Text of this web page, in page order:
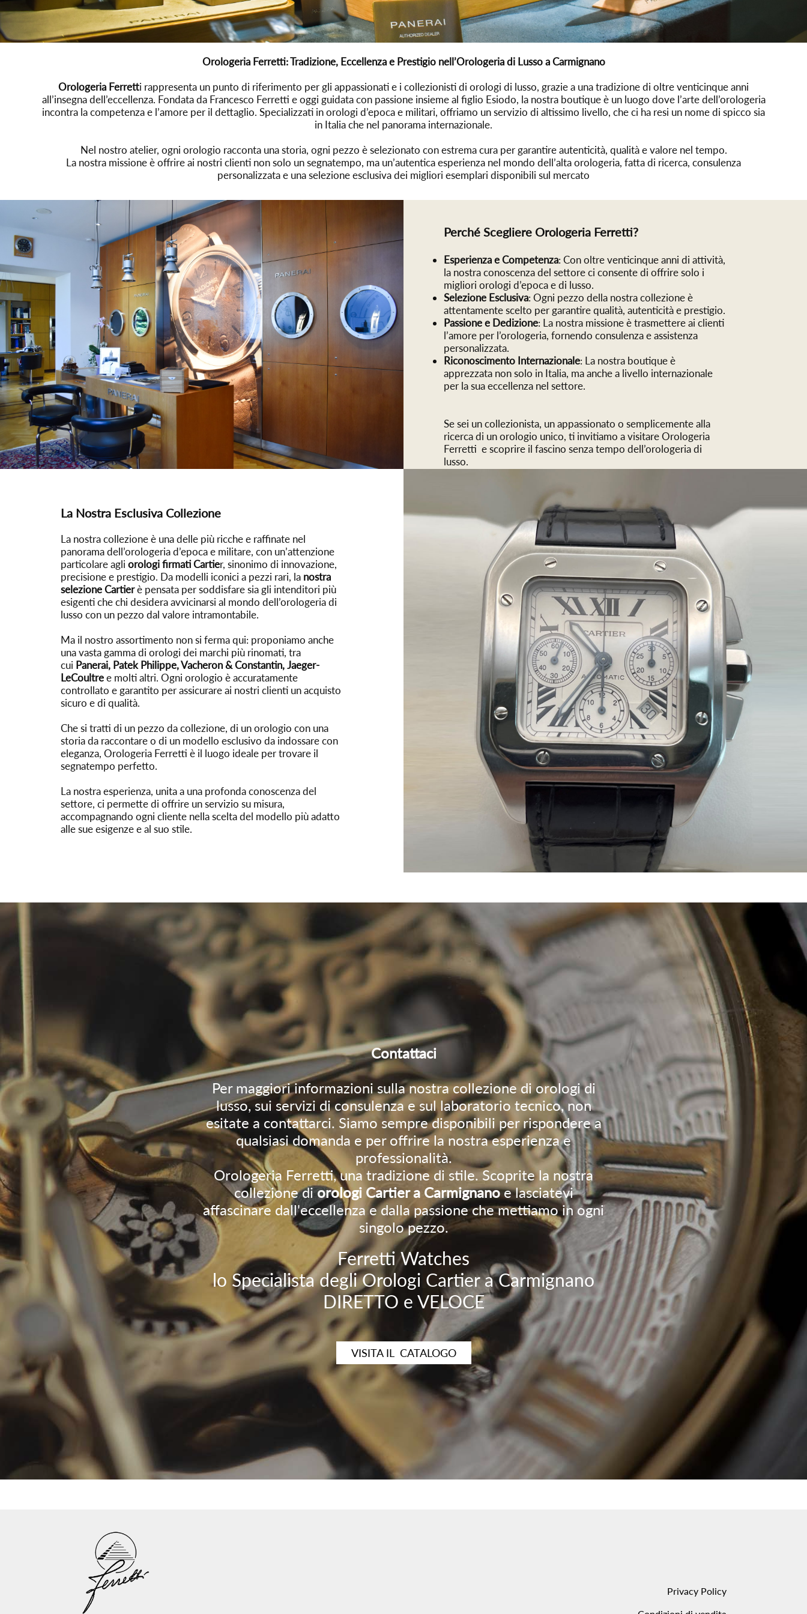
Orologeria Ferretti: Tradizione, Eccellenza e Prestigio nell’Orologeria di Lusso a Carmignano
Orologeria Ferretti rappresenta un punto di riferimento per gli appassionati e i collezionisti di orologi di lusso, grazie a una tradizione di oltre venticinque anni
all’insegna dell’eccellenza. Fondata da Francesco Ferretti e oggi guidata con passione insieme al figlio Esiodo, la nostra boutique è un luogo dove l’arte dell’orologeria
incontra la competenza e l’amore per il dettaglio. Specializzati in orologi d’epoca e militari, offriamo un servizio di altissimo livello, che ci ha resi un nome di spicco sia
in Italia che nel panorama internazionale.
Nel nostro atelier, ogni orologio racconta una storia, ogni pezzo è selezionato con estrema cura per garantire autenticità, qualità e valore nel tempo.
La nostra missione è offrire ai nostri clienti non solo un segnatempo, ma un’autentica esperienza nel mondo dell’alta orologeria, fatta di ricerca, consulenza
personalizzata e una selezione esclusiva dei migliori esemplari disponibili sul mercato
Perché Scegliere Orologeria Ferretti?
Esperienza e Competenza: Con oltre venticinque anni di attività,
la nostra conoscenza del settore ci consente di offrire solo i
migliori orologi d’epoca e di lusso.
Selezione Esclusiva: Ogni pezzo della nostra collezione è
attentamente scelto per garantire qualità, autenticità e prestigio.
Passione e Dedizione: La nostra missione è trasmettere ai clienti
l’amore per l’orologeria, fornendo consulenza e assistenza
personalizzata.
Riconoscimento Internazionale: La nostra boutique è
apprezzata non solo in Italia, ma anche a livello internazionale
per la sua eccellenza nel settore.
Se sei un collezionista, un appassionato o semplicemente alla
ricerca di un orologio unico, ti invitiamo a visitare Orologeria
Ferretti e scoprire il fascino senza tempo dell’orologeria di
lusso.
La Nostra Esclusiva Collezione
La nostra collezione è una delle più ricche e raffinate nel
panorama dell’orologeria d’epoca e militare, con un’attenzione
particolare agli orologi firmati Cartier, sinonimo di innovazione,
precisione e prestigio. Da modelli iconici a pezzi rari, la nostra
selezione Cartierè pensata per soddisfare sia gli intenditori più
esigenti che chi desidera avvicinarsi al mondo dell’orologeria di
lusso con un pezzo dal valore intramontabile.
Ma il nostro assortimento non si ferma qui: proponiamo anche
una vasta gamma di orologi dei marchi più rinomati, tra
cui Panerai, Patek Philippe, Vacheron & Constantin, Jaeger-
LeCoultree molti altri. Ogni orologio è accuratamente
controllato e garantito per assicurare ai nostri clienti un acquisto
sicuro e di qualità.
Che si tratti di un pezzo da collezione, di un orologio con una
storia da raccontare o di un modello esclusivo da indossare con
eleganza, Orologeria Ferretti è il luogo ideale per trovare il
segnatempo perfetto.
La nostra esperienza, unita a una profonda conoscenza del
settore, ci permette di offrire un servizio su misura,
accompagnando ogni cliente nella scelta del modello più adatto
alle sue esigenze e al suo stile.
Contattaci
Per maggiori informazioni sulla nostra collezione di orologi di
lusso, sui servizi di consulenza e sul laboratorio tecnico, non
esitate a contattarci. Siamo sempre disponibili per rispondere a
qualsiasi domanda e per offrire la nostra esperienza e
professionalità.
Orologeria Ferretti, una tradizione di stile. Scoprite la nostra
collezione diorologi Cartier a Carmignanoe lasciatevi
affascinare dall'eccellenza e dalla passione che mettiamo in ogni
singolo pezzo.
Ferretti Watches
lo Specialista degli Orologi Cartier a Carmignano
DIRETTO e VELOCE
VISITA IL CATALOGO
Privacy Policy